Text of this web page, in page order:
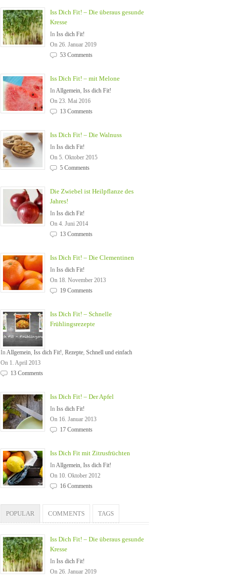
Iss Dich Fit! – Die überaus gesunde
Kresse
In Iss dich Fit!
On 26. Januar 2019
53 Comments
Iss Dich Fit! – mit Melone
InAllgemein, Iss dich Fit!
On 23. Mai 2016
13 Comments
Iss Dich Fit! – Die Walnuss
In Iss dich Fit!
On 5. Oktober 2015
5 Comments
Die Zwiebel ist Heilpflanze des
Jahres!
In Iss dich Fit!
On 4. Juni 2014
13 Comments
Iss Dich Fit! – Die Clementinen
In Iss dich Fit!
On 18. November 2013
19 Comments
Iss Dich Fit! – Schnelle
Frühlingsrezepte
InAllgemein, Iss dich Fit!, Rezepte, Schnell und einfach
On 1. April 2013
13 Comments
Iss Dich Fit! – Der Apfel
In Iss dich Fit!
On 16. Januar 2013
17 Comments
Iss Dich Fit mit Zitrusfrüchten
InAllgemein, Iss dich Fit!
On 10. Oktober 2012
16 Comments
POPULAR COMMENTS TAGS
Iss Dich Fit! – Die überaus gesunde
Kresse
In Iss dich Fit!
On 26. Januar 2019